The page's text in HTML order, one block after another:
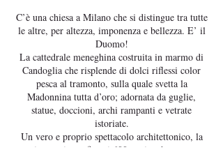
C’è una chiesa a Milano che si distingue tra tutte
le altre, per altezza, imponenza e bellezza. E’ il
Duomo!
La cattedrale meneghina costruita in marmo di
Candoglia che risplende di dolci riflessi color
pesca al tramonto, sulla quale svetta la
Madonnina tutta d’oro; adornata da guglie,
statue, doccioni, archi rampanti e vetrate
istoriate.
Un vero e proprio spettacolo architettonico, la
cui gestazione sfiora i 600 anni e che ancora